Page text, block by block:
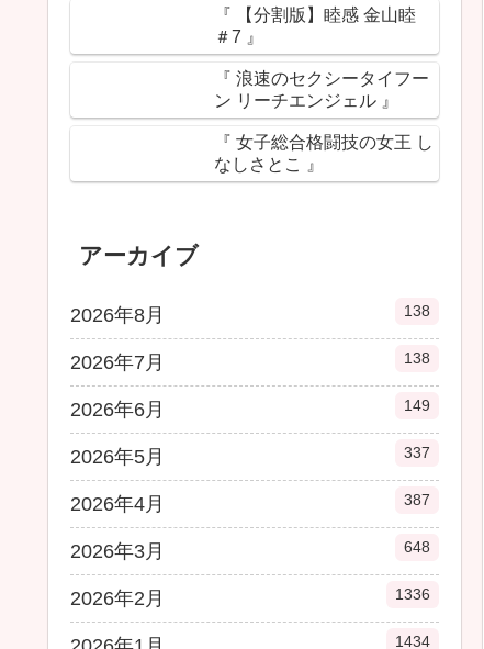
『 【分割版】睦感 金山睦
＃7 』
『 浪速のセクシータイフー
ン リーチエンジェル 』
『 女子総合格闘技の女王 し
なしさとこ 』
アーカイブ
2026年8月 138
2026年7月 138
2026年6月 149
2026年5月 337
2026年4月 387
2026年3月 648
2026年2月 1336
1434